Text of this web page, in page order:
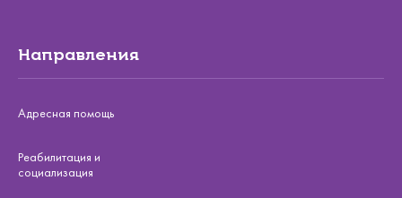
Направления
Адресная помощь
Реабилитация и
социализация